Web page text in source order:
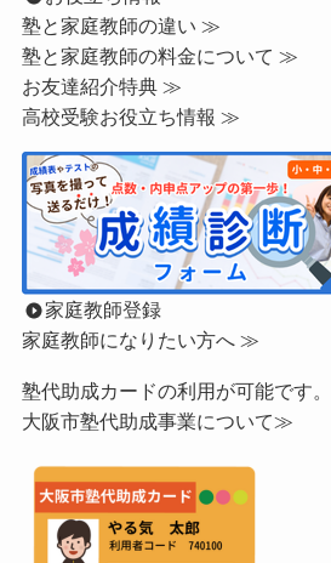
塾と家庭教師の違い ≫
塾と家庭教師の料金について ≫
お友達紹介特典 ≫
高校受験お役立ち情報 ≫
家庭教師登録
家庭教師になりたい方へ ≫
塾代助成カードの利用が可能です。
大阪市塾代助成事業について≫